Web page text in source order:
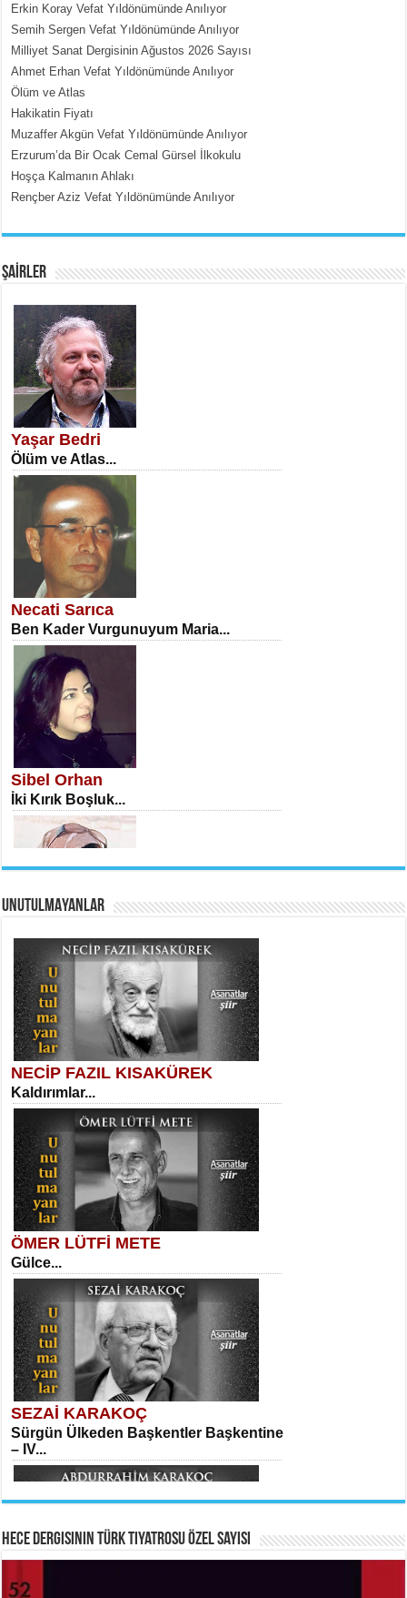
MEHMET ÇOBAN
İçerdeki Put Dışardaki Maskeler...
SATILMIŞ ÜMİT ÇETİNKAYA
Erkenlik...
NECLA DİLEK ARSLAN
Öğretmenler Günü Mahkemesi...
İSA KARATEPE
Ekranlar Arasında Kaybolan İnsan...
AHMET URFALI
Tahlil Denemesi...
SELAHATTİN YILDIZ
İnsanın Zindanı...
MEHMET TAŞTAN
Vagon’da Bir Şairle...
SITKI CANEY
Oruçla Devrim ve Özgürlüğe…...
Erkin Koray Vefat Yıldönümünde Anılıyor
Semih Sergen Vefat Yıldönümünde Anılıyor
Milliyet Sanat Dergisinin Ağustos 2026 Sayısı
Ahmet Erhan Vefat Yıldönümünde Anılıyor
Ölüm ve Atlas
Hakikatin Fiyatı
Muzaffer Akgün Vefat Yıldönümünde Anılıyor
Erzurum’da Bir Ocak Cemal Gürsel İlkokulu
Hoşça Kalmanın Ahlakı
Rençber Aziz Vefat Yıldönümünde Anılıyor
ŞAİRLER
Yaşar Bedri
Ölüm ve Atlas...
Necati Sarıca
Ben Kader Vurgunuyum Maria...
Sibel Orhan
İki Kırık Boşluk...
Meral Yağmur
Eski Bir Şiir...
Kadir Ünal
Ayağıma Dolanan Yokuş...
Mehmet Çoban
Elmira...
Suavi Kemal Yazgıç
Yılkılar...
UNUTULMAYANLAR
NECİP FAZIL KISAKÜREK
Kaldırımlar...
ÖMER LÜTFİ METE
Gülce...
SEZAİ KARAKOÇ
Sürgün Ülkeden Başkentler Başkentine
– IV...
Hece Dergisinin Türk Tiyatrosu Özel Sayısı